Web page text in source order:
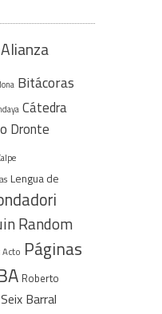
Alianza
Bitácoras
Cátedra
Dronte
Lengua de
Random
Páginas
Roberto
Seix Barral